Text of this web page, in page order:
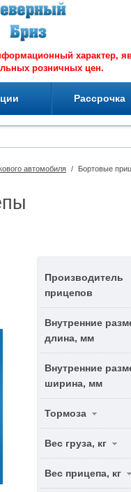
характер,
розничных цен.
Рассрочка
автомобиля / Бортовые
Производитель
прицепов
Внутренние
длина, мм
Внутренние
ширина, мм
Тормоза
Вес груза, кг
Вес прицепа, кг